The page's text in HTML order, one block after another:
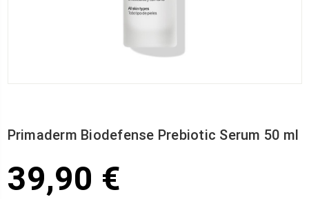
Primaderm Biodefense Prebiotic Serum 50 ml
39,90 €